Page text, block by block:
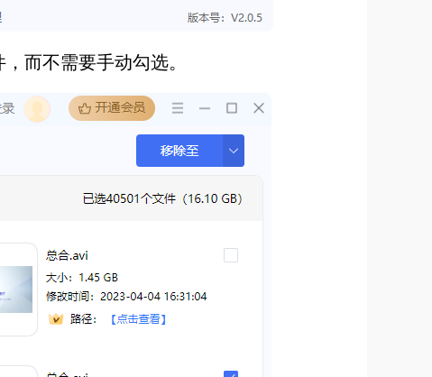
而不需要手动勾选。